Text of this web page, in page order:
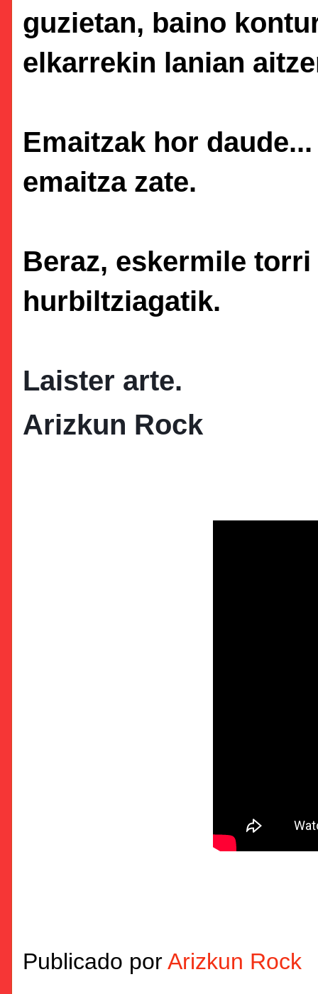
guzietan, baino
elkarrekin lanian
Emaitzak hor
emaitza zate.
Beraz, eskermile
hurbiltziagatik.
Laister arte.
Arizkun Rock
Publicado porArizkun Rock